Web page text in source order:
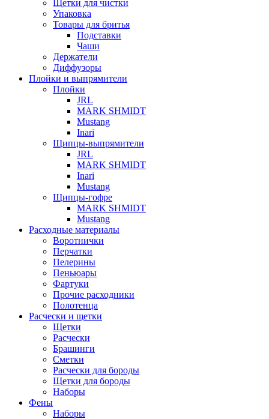
Щетки для чистки
Упаковка
Товары для бритья
Подставки
Чаши
Держатели
Диффузоры
Плойки и выпрямители
Плойки
JRL
MARK SHMIDT
Mustang
Inari
Щипцы-выпрямители
JRL
MARK SHMIDT
Inari
Mustang
Щипцы-гофре
MARK SHMIDT
Mustang
Расходные материалы
Воротнички
Перчатки
Пелерины
Пеньюары
Фартуки
Прочие расходники
Полотенца
Расчески и щетки
Щетки
Расчески
Брашинги
Сметки
Расчески для бороды
Щетки для бороды
Наборы
Фены
Наборы